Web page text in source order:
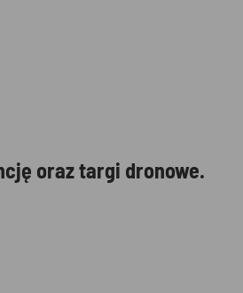
oraz targi dronowe.